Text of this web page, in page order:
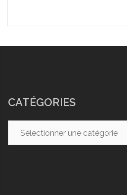
CATÉGORIES